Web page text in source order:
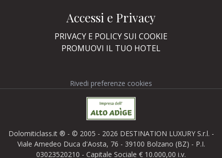
Accessi e Privacy
PRIVACY E POLICY SUI COOKIE
PROMUOVI IL TUO HOTEL
Rivedi preferenze cookies
Dolomiticlass.it ® - © 2005 - 2026 DESTINATION LUXURY S.r.l. -
Viale Amedeo Duca d'Aosta, 76 - 39100 Bolzano (BZ) - P.I.
03023520210 - Capitale Sociale € 10.000,00 i.v.